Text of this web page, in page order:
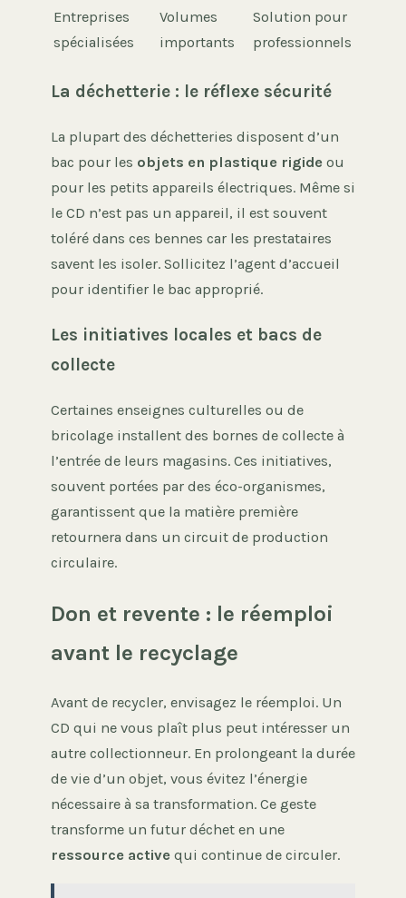
Entreprises
spécialisées
Volumes
importants
Solution pour
professionnels
La déchetterie : le réflexe sécurité
La plupart des déchetteries disposent d’un
bac pour les objets en plastique rigide ou
pour les petits appareils électriques. Même si
le CD n’est pas un appareil, il est souvent
toléré dans ces bennes car les prestataires
savent les isoler. Sollicitez l’agent d’accueil
pour identifier le bac approprié.
Les initiatives locales et bacs de
collecte
Certaines enseignes culturelles ou de
bricolage installent des bornes de collecte à
l’entrée de leurs magasins. Ces initiatives,
souvent portées par des éco-organismes,
garantissent que la matière première
retournera dans un circuit de production
circulaire.
Don et revente : le réemploi
avant le recyclage
Avant de recycler, envisagez le réemploi. Un
CD qui ne vous plaît plus peut intéresser un
autre collectionneur. En prolongeant la durée
de vie d’un objet, vous évitez l’énergie
nécessaire à sa transformation. Ce geste
transforme un futur déchet en une
ressource active qui continue de circuler.